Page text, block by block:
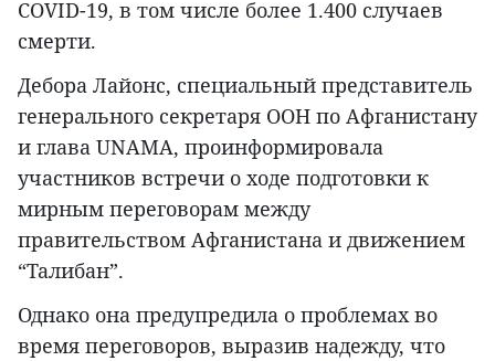
COVID-19, в том числе более 1.400 случаев
смерти.
Дебора Лайонс, специальный представитель
генерального секретаря ООН по Афганистану
и глава UNAMA, проинформировала
участников встречи о ходе подготовки к
мирным переговорам между
правительством Афганистана и движением
“Талибан”.
Однако она предупредила о проблемах во
время переговоров, выразив надежду, что